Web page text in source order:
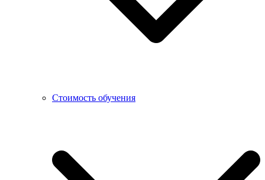
Стоимость обучения